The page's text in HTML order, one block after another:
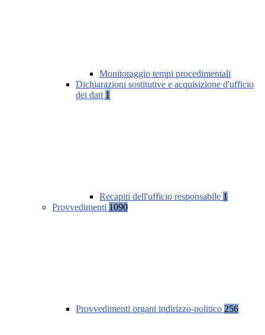
Monitoraggio tempi procedimentali
Dichiarazioni sostitutive e acquisizione d'ufficio
dei dati 1
Recapiti dell'ufficio responsabile 1
Provvedimenti 1090
Provvedimenti organi indirizzo-politico 256